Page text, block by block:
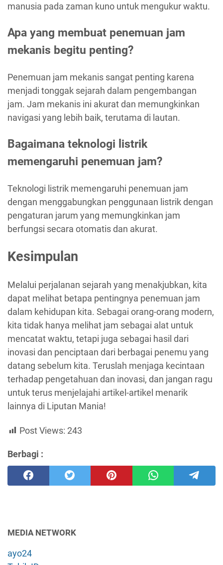
manusia pada zaman kuno untuk mengukur waktu.
Apa yang membuat penemuan jam
mekanis begitu penting?
Penemuan jam mekanis sangat penting karena
menjadi tonggak sejarah dalam pengembangan
jam. Jam mekanis ini akurat dan memungkinkan
navigasi yang lebih baik, terutama di lautan.
Bagaimana teknologi listrik
memengaruhi penemuan jam?
Teknologi listrik memengaruhi penemuan jam
dengan menggabungkan penggunaan listrik dengan
pengaturan jarum yang memungkinkan jam
berfungsi secara otomatis dan akurat.
Kesimpulan
Melalui perjalanan sejarah yang menakjubkan, kita
dapat melihat betapa pentingnya penemuan jam
dalam kehidupan kita. Sebagai orang-orang modern,
kita tidak hanya melihat jam sebagai alat untuk
mencatat waktu, tetapi juga sebagai hasil dari
inovasi dan penciptaan dari berbagai penemu yang
datang sebelum kita. Teruslah menjaga kecintaan
terhadap pengetahuan dan inovasi, dan jangan ragu
untuk terus menjelajahi artikel-artikel menarik
lainnya di Liputan Mania!
Post Views: 243
Berbagi :
MEDIA NETWORK
ayo24